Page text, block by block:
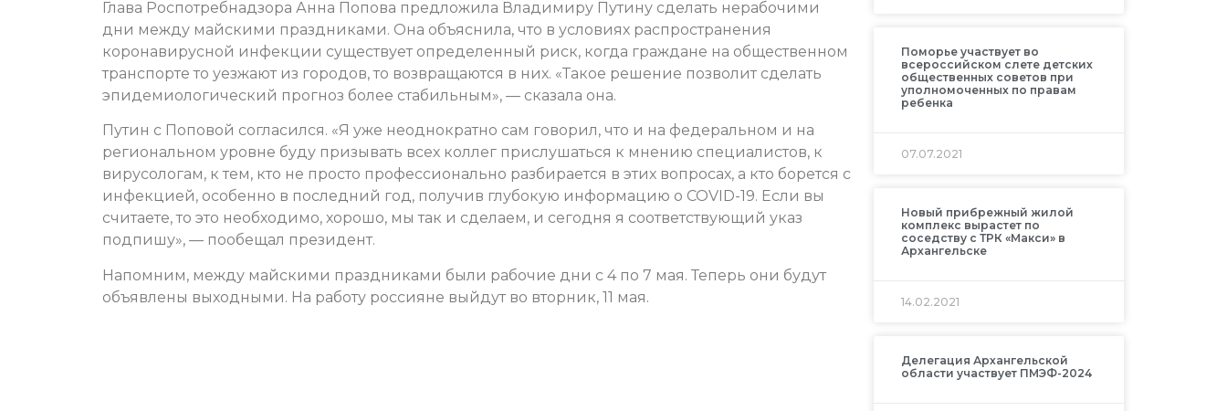
Глава Роспотребнадзора Анна Попова предложила Владимиру Путину сделать нерабочими
дни между майскими праздниками. Она объяснила, что в условиях распространения
коронавирусной инфекции существует определенный риск, когда граждане на общественном
транспорте то уезжают из городов, то возвращаются в них. «Такое решение позволит сделать
эпидемиологический прогноз более стабильным», — сказала она.
Путин с Поповой согласился. «Я уже неоднократно сам говорил, что и на федеральном и на
региональном уровне буду призывать всех коллег прислушаться к мнению специалистов, к
вирусологам, к тем, кто не просто профессионально разбирается в этих вопросах, а кто борется с
инфекцией, особенно в последний год, получив глубокую информацию о COVID-19. Если вы
считаете, то это необходимо, хорошо, мы так и сделаем, и сегодня я соответствующий указ
подпишу», — пообещал президент.
Напомним, между майскими праздниками были рабочие дни с 4 по 7 мая. Теперь они будут
объявлены выходными. На работу россияне выйдут во вторник, 11 мая.
Поморье участвует во
всероссийском слете детских
общественных советов при
уполномоченных по правам
ребенка
07.07.2021
Новый прибрежный жилой
комплекс вырастет по
соседству с ТРК «Макси» в
Архангельске
14.02.2021
Делегация Архангельской
области участвует ПМЭФ-2024